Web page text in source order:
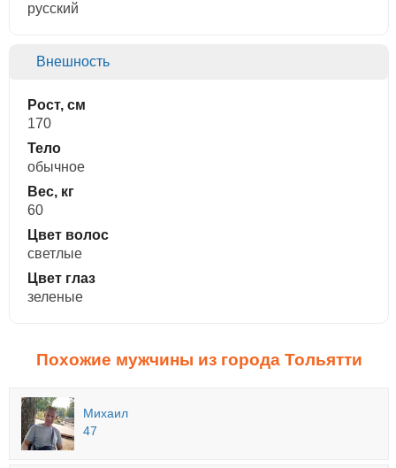
русский
Внешность
Рост, см
170
Тело
обычное
Вес, кг
60
Цвет волос
светлые
Цвет глаз
зеленые
Похожие мужчины из города Тольятти
Михаил
47